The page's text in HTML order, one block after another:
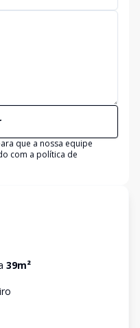
que a nossa equipe
com a política de
39m²